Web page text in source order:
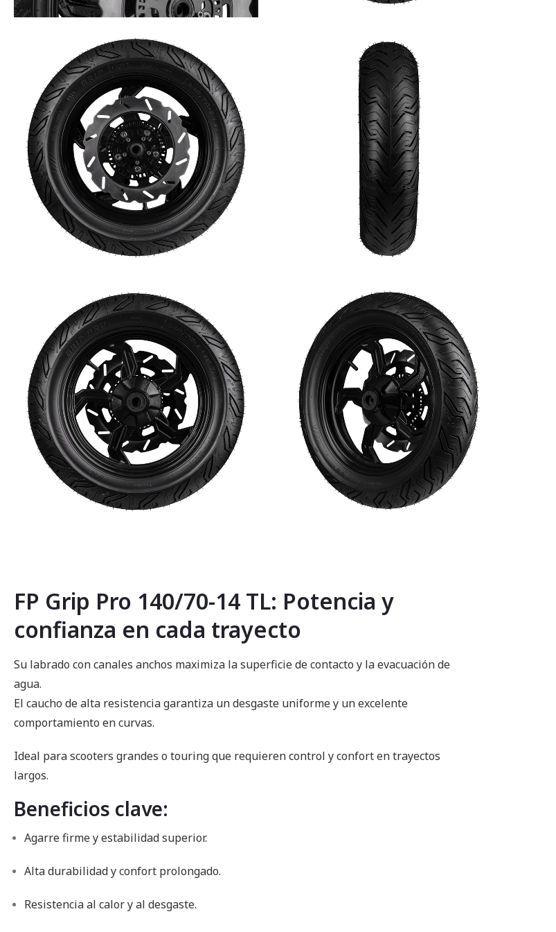
la
galería
imágenes
FP Grip Pro 140/70-14 TL: Potencia y
confianza en cada trayecto
Su labrado con canales anchos maximiza la superficie de contacto y la evacuación de
agua.
El caucho de alta resistencia garantiza un desgaste uniforme y un excelente
comportamiento en curvas.
Ideal para scooters grandes o touring que requieren control y confort en trayectos
largos.
Beneficios clave:
Agarre firme y estabilidad superior.
Alta durabilidad y confort prolongado.
Resistencia al calor y al desgaste.